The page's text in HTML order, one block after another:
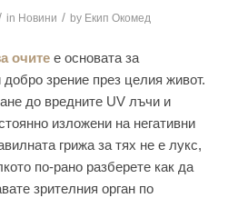
in Новини / by Екип Окомед
очитее основата за
зрение през целия живот.
до вредните UV лъчи и
изложени на негативни
грижа за тях не е лукс,
по-рано разберете как да
зрителния орган по